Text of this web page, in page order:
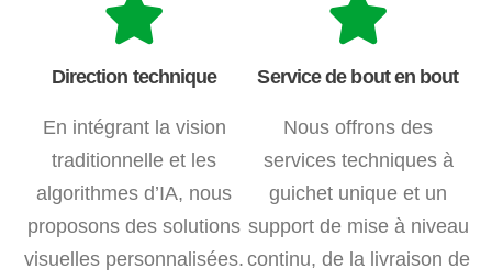
Direction technique
En intégrant la vision
traditionnelle et les
algorithmes d’IA, nous
proposons des solutions
visuelles personnalisées.
Service de bout en bout
Nous offrons des
services techniques à
guichet unique et un
support de mise à niveau
continu, de la livraison de